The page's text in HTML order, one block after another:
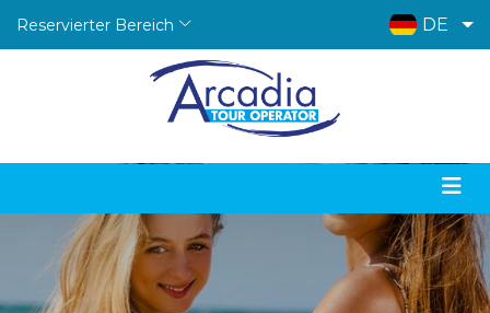
Reservierter Bereich DE